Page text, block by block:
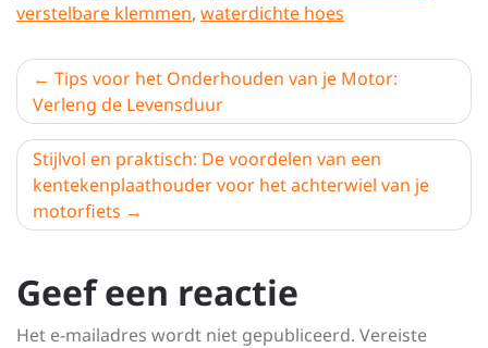
verstelbare klemmen, waterdichte hoes
Berichtnavigatie
Tips voor het Onderhouden van je Motor:
Verleng de Levensduur
Stijlvol en praktisch: De voordelen van een
kentekenplaathouder voor het achterwiel van je
motorfiets
Geef een reactie
Het e-mailadres wordt niet gepubliceerd. Vereiste